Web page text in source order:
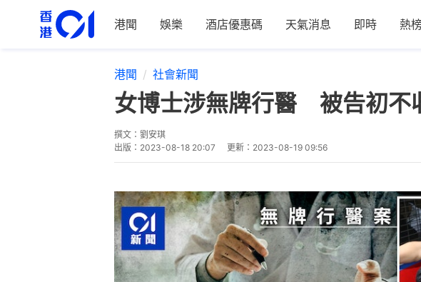
港聞 娛樂 酒店優惠碼 天氣消息 即時 熱
港聞 社會新聞
女博士涉無牌行醫 被告初
撰文： 劉安琪
出版： 2023-08-18 20:07 更新： 2023-08-19 09:56